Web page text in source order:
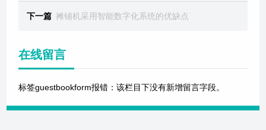
下一篇 摊铺机采用智能数字化系统的优缺点
在线留言
标签guestbookform报错：该栏目下没有新增留言字段。